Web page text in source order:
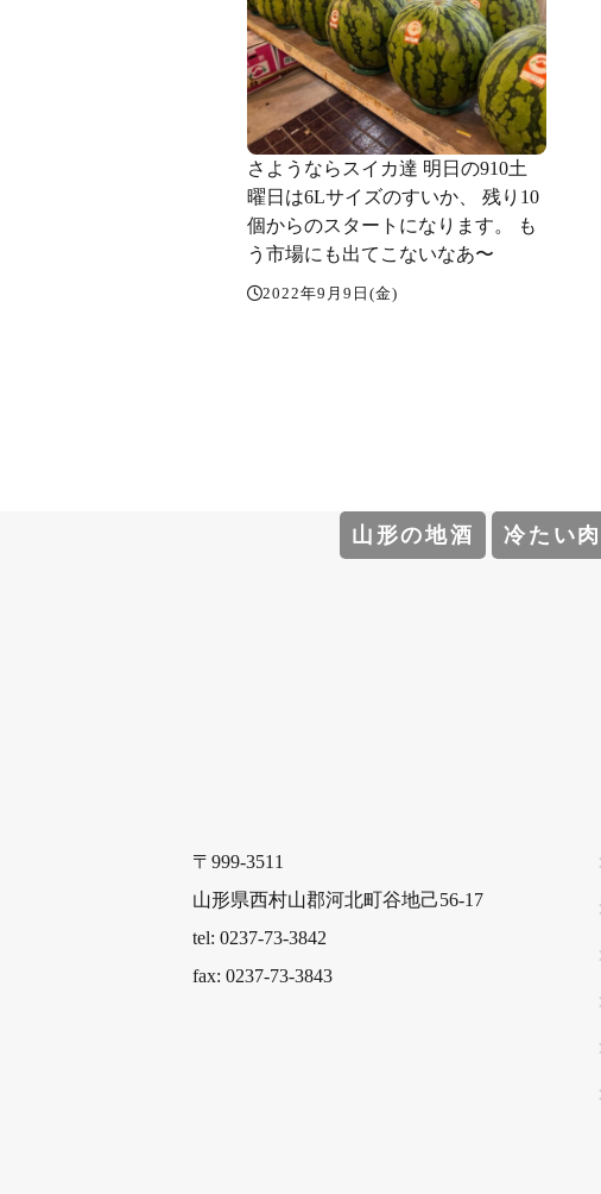
さようならスイカ達 明日の910土
曜日は6Lサイズのすいか、 残り10
個からのスタートになります。 も
う市場にも出てこないなあ〜
2022年9月9日(金)
山形の地酒 冷たい
〒999-3511
山形県西村山郡河北町谷地己56-17
tel: 0237-73-3842
fax: 0237-73-3843